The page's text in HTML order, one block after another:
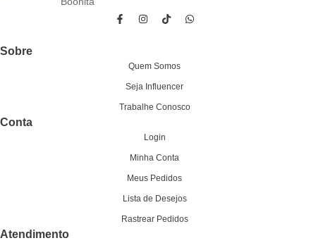
Sobre
Quem Somos
Seja Influencer
Trabalhe Conosco
Conta
Login
Minha Conta
Meus Pedidos
Lista de Desejos
Rastrear Pedidos
Atendimento